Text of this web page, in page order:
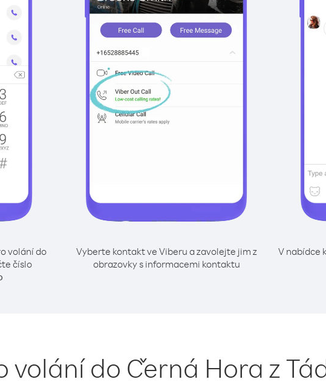
volání do
číslo
Vyberte kontakt ve Viberu a zavolejte jim z
obrazovky s informacemi kontaktu
V nabídce
volání do Černá Hora z